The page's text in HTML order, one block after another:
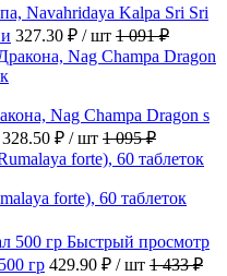
Navahridaya Kalpa Sri Sri
327.30 ₽ / шт 1 091 ₽
Nag Champa Dragon s
328.50 ₽ / шт 1 095 ₽
forte), 60 таблеток
Быстрый просмотр
гр 429.90 ₽ / шт 1 433 ₽